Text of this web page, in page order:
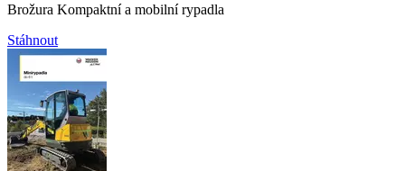
Brožura Kompaktní a mobilní rypadla
Stáhnout